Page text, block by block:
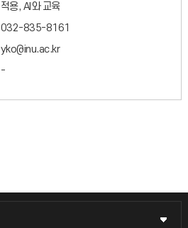
적용, AI와 교육
032-835-8161
yko@inu.ac.kr
-